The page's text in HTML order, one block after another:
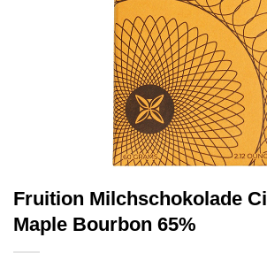
Fruition Milchschokolade
Maple Bourbon 65%